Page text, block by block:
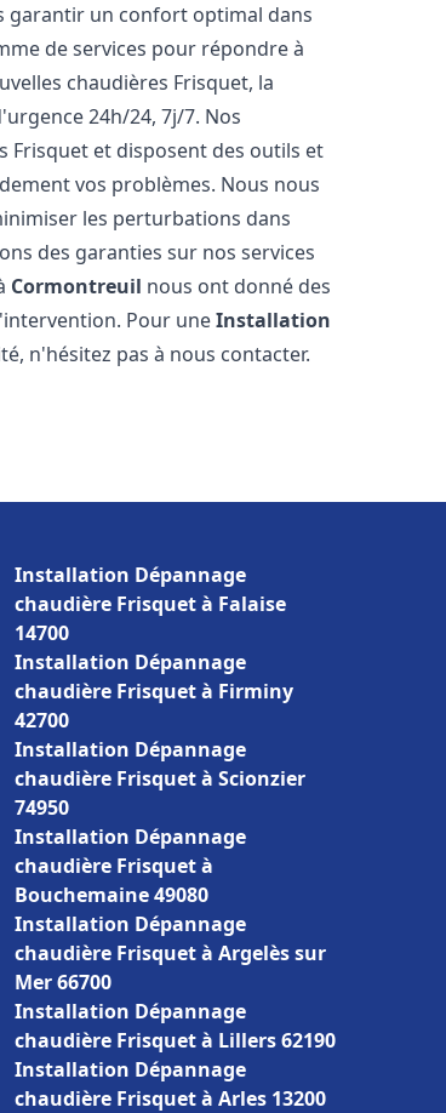
garantir un confort optimal dans
de services pour répondre à
chaudières Frisquet, la
24h/24, 7j/7. Nos
et disposent des outils et
vos problèmes. Nous nous
les perturbations dans
des garanties sur nos services
Cormontreuil nous ont donné des
Pour uneInstallation
n'hésitez pas à nous contacter.
Installation Dépannage
chaudière Frisquet à Falaise
14700
Installation Dépannage
chaudière Frisquet à Firminy
42700
Installation Dépannage
chaudière Frisquet à Scionzier
74950
Installation Dépannage
chaudière Frisquet à
Bouchemaine 49080
Installation Dépannage
chaudière Frisquet à Argelès sur
Mer 66700
Installation Dépannage
chaudière Frisquet à Lillers 62190
Installation Dépannage
chaudière Frisquet à Arles 13200